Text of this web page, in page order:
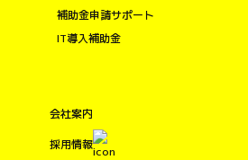
補助金申請サポート
IT導入補助金
会社案内
採用情報